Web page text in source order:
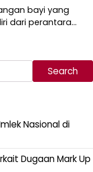
bayi yang
dari perantara…
Search
Nasional di
Dugaan Mark Up